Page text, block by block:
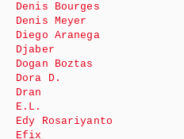
Denis Bourges
Denis Meyer
Diego Aranega
Djaber
Dogan Boztas
Dora D.
Dran
E.L.
Edy Rosariyanto
Efix